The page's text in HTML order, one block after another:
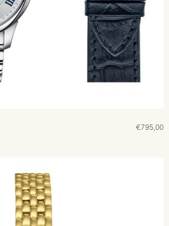
€795,00